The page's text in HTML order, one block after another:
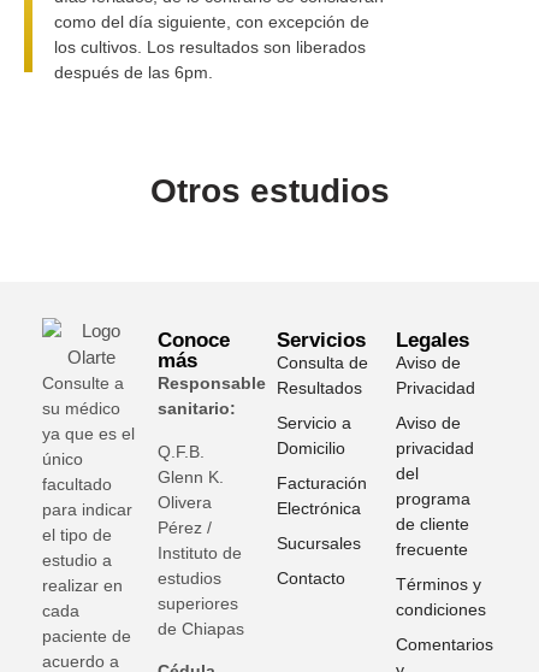
como del día siguiente, con excepción de
los cultivos. Los resultados son liberados
después de las 6pm.
Otros estudios
Consulte a
su médico
ya que es el
único
facultado
para indicar
el tipo de
estudio a
realizar en
cada
paciente de
acuerdo a
Conoce
más
Responsable
sanitario:
Q.F.B.
Glenn K
Olivera
Pérez /
Instituto de
estudios
superiores
de Chiapas
Servicios
Consulta de
Resultados
Servicio a
Domicilio
Facturación
Electrónica
Sucursales
Contacto
Legales
Aviso de
Privacidad
Aviso de
privacidad
del
programa
de cliente
frecuente
Términos y
condiciones
Comentarios